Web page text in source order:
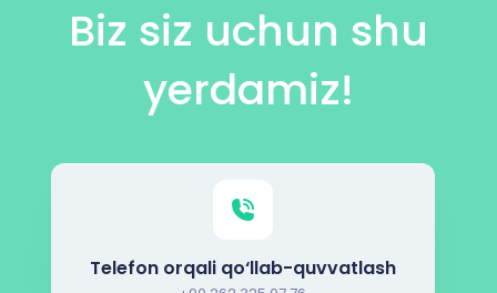
Biz siz uchun shu
yerdamiz!
Telefon orqali qo‘llab-quvvatlash